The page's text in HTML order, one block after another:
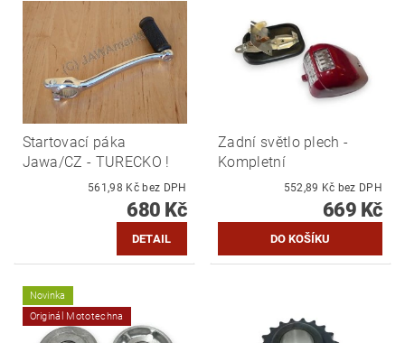
Startovací páka
Jawa/CZ - TURECKO !
561,98 Kč bez DPH
680 Kč
DETAIL
Zadní světlo plech -
Kompletní
552,89 Kč bez DPH
669 Kč
Novinka
Originál Mototechna